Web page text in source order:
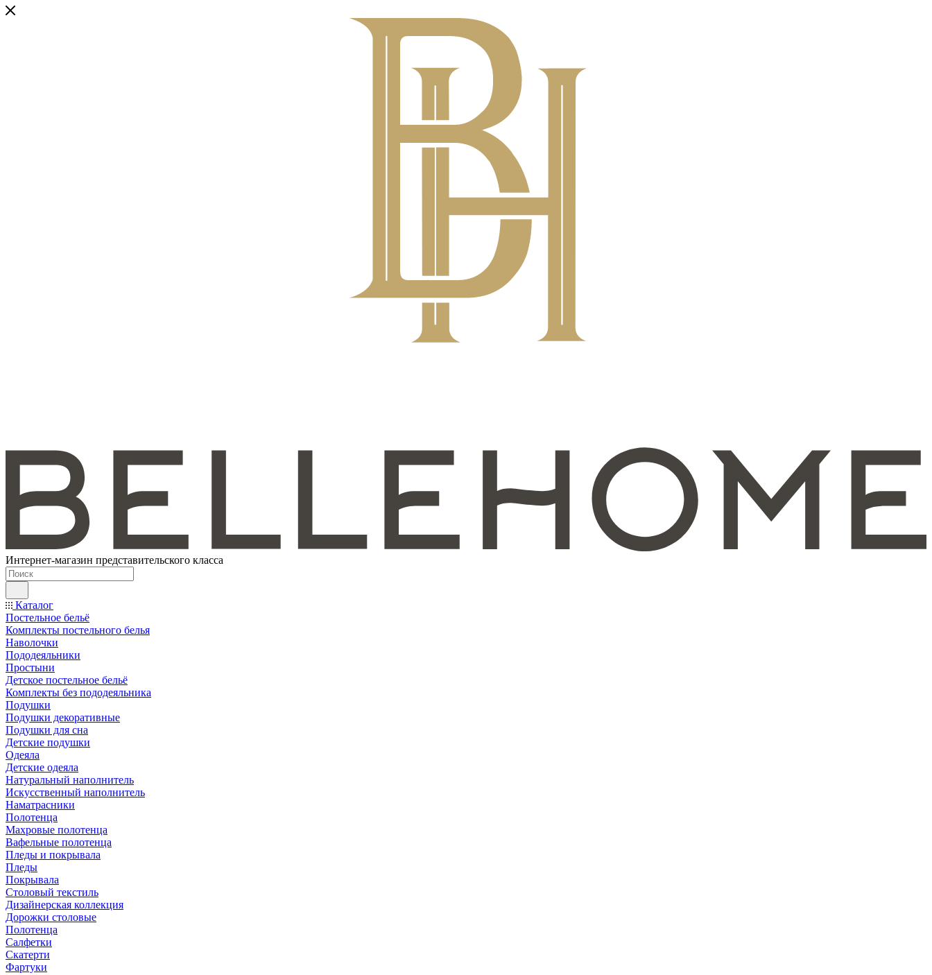
Интернет-магазин представительского класса
Каталог
Постельное бельё
Комплекты постельного белья
Наволочки
Пододеяльники
Простыни
Детское постельное бельё
Комплекты без пододеяльника
Подушки
Подушки декоративные
Подушки для сна
Детские подушки
Одеяла
Детские одеяла
Натуральный наполнитель
Искуcственный наполнитель
Наматрасники
Полотенца
Махровые полотенца
Вафельные полотенца
Пледы и покрывала
Пледы
Покрывала
Столовый текстиль
Дизайнерская коллекция
Дорожки столовые
Полотенца
Салфетки
Скатерти
Фартуки